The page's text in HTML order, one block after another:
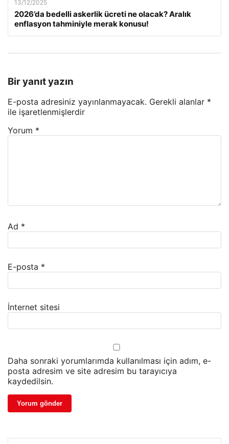
13/12/2025
2026’da bedelli askerlik ücreti ne olacak? Aralık
enflasyon tahminiyle merak konusu!
Bir yanıt yazın
E-posta adresiniz yayınlanmayacak. Gerekli alanlar *
ile işaretlenmişlerdir
Yorum *
Ad *
E-posta *
İnternet sitesi
Daha sonraki yorumlarımda kullanılması için adım, e-
posta adresim ve site adresim bu tarayıcıya
kaydedilsin.